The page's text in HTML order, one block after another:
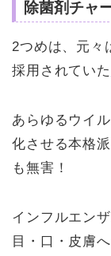
除菌剤チャ
2つめは、元々
採用されていた
あらゆるウイ
化させる本格
も無害！
インフルエン
目・口・皮膚